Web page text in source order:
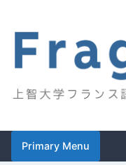
content
Frago95
Primary Menu